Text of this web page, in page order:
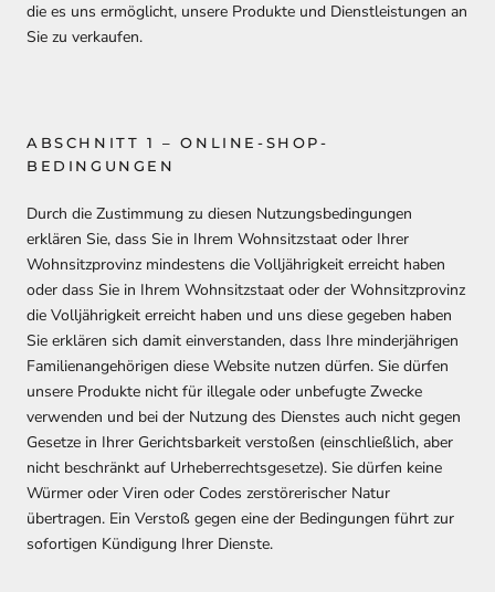
die es uns ermöglicht, unsere Produkte und Dienstleistungen an
Sie zu verkaufen.
ABSCHNITT 1 – ONLINE-SHOP-
BEDINGUNGEN
Durch die Zustimmung zu diesen Nutzungsbedingungen
erklären Sie, dass Sie in Ihrem Wohnsitzstaat oder Ihrer
Wohnsitzprovinz mindestens die Volljährigkeit erreicht haben
oder dass Sie in Ihrem Wohnsitzstaat oder der Wohnsitzprovinz
die Volljährigkeit erreicht haben und uns diese gegeben haben
Sie erklären sich damit einverstanden, dass Ihre minderjährigen
Familienangehörigen diese Website nutzen dürfen. Sie dürfen
unsere Produkte nicht für illegale oder unbefugte Zwecke
verwenden und bei der Nutzung des Dienstes auch nicht gegen
Gesetze in Ihrer Gerichtsbarkeit verstoßen (einschließlich, aber
nicht beschränkt auf Urheberrechtsgesetze). Sie dürfen keine
Würmer oder Viren oder Codes zerstörerischer Natur
übertragen. Ein Verstoß gegen eine der Bedingungen führt zur
sofortigen Kündigung Ihrer Dienste.